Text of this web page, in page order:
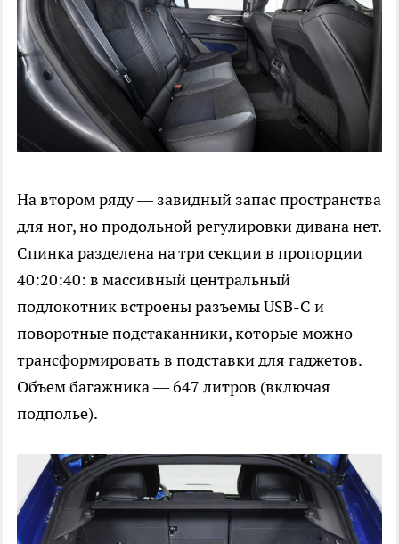
На втором ряду — завидный запас пространства
для ног, но продольной регулировки дивана нет.
Спинка разделена на три секции в пропорции
40:20:40: в массивный центральный
подлокотник встроены разъемы USB-C и
поворотные подстаканники, которые можно
трансформировать в подставки для гаджетов.
Объем багажника — 647 литров (включая
подполье).